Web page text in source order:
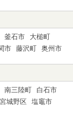
釜石市
大槌町
市 藤沢町 奥州市
南三陸町
白石市
城野区
塩竈市